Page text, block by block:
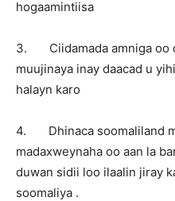
hogaamintiisa
3. Ciidamada amniga oo
muujinaya inay daacad u
halayn karo
4. Dhinaca soomaliland
madaxweynaha oo aan la
duwan sidii loo ilaalin jiray
soomaliya .